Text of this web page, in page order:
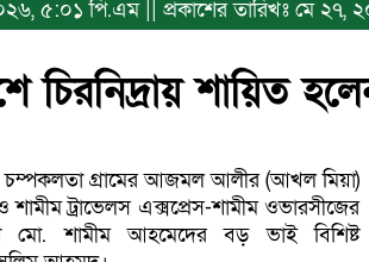
৫:০১ পি.এম || প্রকাশের তারিখঃ মে
চিরনিদ্রায় শায়িত
চম্পকলতা গ্রামের আজমল আলীর (আখল মিয়া)
ট্রাভেলস এক্সপ্রেস-শামীম ওভারসীজের
মো. শামীম আহমেদের বড় ভাই বিশিষ্ট